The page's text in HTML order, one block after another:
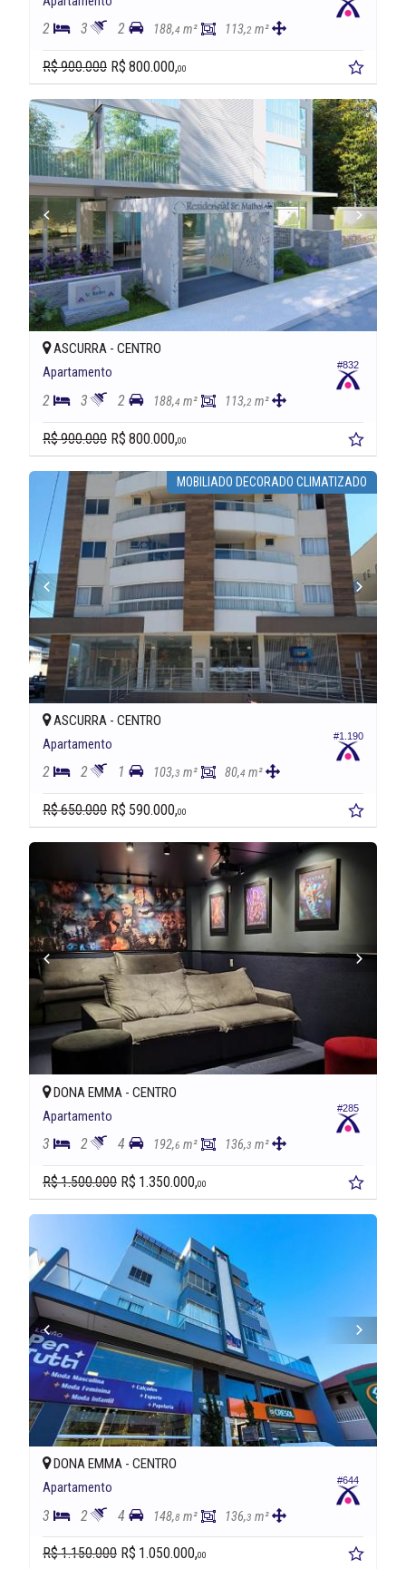
2 3 2 188,4 m² 113,2 m²
R$ 900.000 R$ 800.000,00
#832
ASCURRA - CENTRO
Apartamento
2 3 2 188,4 m² 113,2 m²
R$ 900.000 R$ 800.000,00
MOBILIADO DECORADO CLIMATIZADO
#1.190
ASCURRA - CENTRO
Apartamento
2 2 1 103,3 m² 80,4 m²
R$ 650.000 R$ 590.000,00
#285
DONA EMMA - CENTRO
Apartamento
3 2 4 192,6 m² 136,3 m²
R$ 1.500.000 R$ 1.350.000,00
#644
DONA EMMA - CENTRO
Apartamento
3 2 4 148,8 m² 136,3 m²
R$ 1.150.000 R$ 1.050.000,00